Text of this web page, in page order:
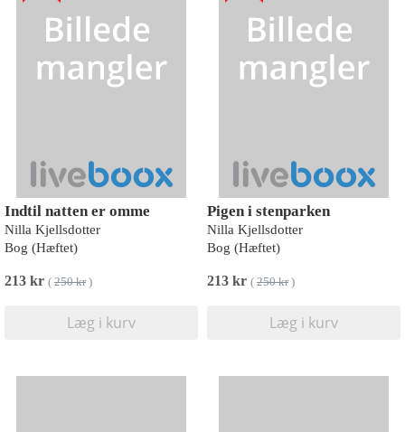
Indtil natten er omme
Nilla Kjellsdotter
Bog (Hæftet)
213 kr ( 250 kr)
Læg i kurv
Pigen i stenparken
Nilla Kjellsdotter
Bog (Hæftet)
213 kr ( 250 kr)
Læg i kurv